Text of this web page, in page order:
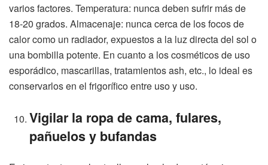
varios factores. Temperatura: nunca deben sufrir más de
18-20 grados. Almacenaje: nunca cerca de los focos de
calor como un radiador, expuestos a la luz directa del sol o
una bombilla potente. En cuanto a los cosméticos de uso
esporádico, mascarillas, tratamientos ash, etc., lo ideal es
conservarlos en el frigorífico entre uso y uso.
Vigilar la ropa de cama, fulares,
pañuelos y bufandas